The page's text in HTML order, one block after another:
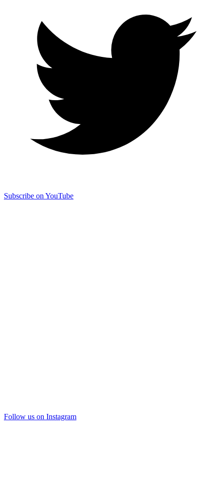
Subscribe on YouTube
Follow us on Instagram